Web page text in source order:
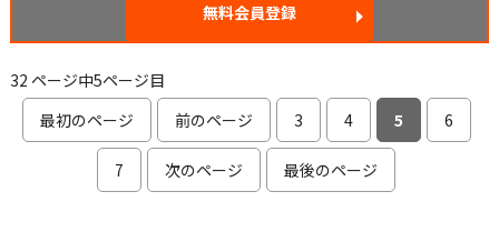
無料会員登録
32 ページ中5ページ目
最初のページ
前のページ 3 4 5 6
7 次のページ 最後のページ